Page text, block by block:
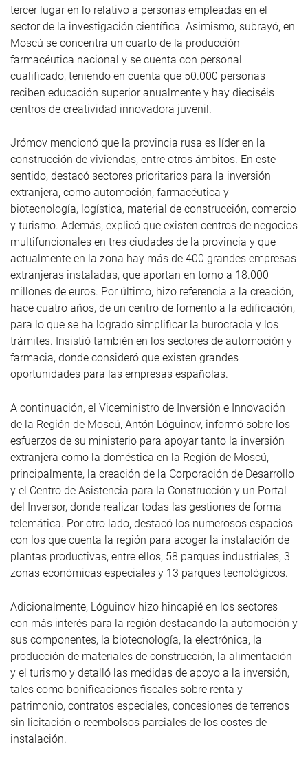
tercer lugar en lo relativo a personas empleadas en el
sector de la investigación científica. Asimismo, subrayó, en
Moscú se concentra un cuarto de la producción
farmacéutica nacional y se cuenta con personal
cualificado, teniendo en cuenta que 50.000 personas
reciben educación superior anualmente y hay dieciséis
centros de creatividad innovadora juvenil.
Jrómov mencionó que la provincia rusa es líder en la
construcción de viviendas, entre otros ámbitos. En este
sentido, destacó sectores prioritarios para la inversión
extranjera, como automoción, farmacéutica y
biotecnología, logística, material de construcción, comercio
y turismo. Además, explicó que existen centros de negocios
multifuncionales en tres ciudades de la provincia y que
actualmente en la zona hay más de 400 grandes empresas
extranjeras instaladas, que aportan en torno a 18.000
millones de euros. Por último, hizo referencia a la creación,
hace cuatro años, de un centro de fomento a la edificación,
para lo que se ha logrado simplificar la burocracia y los
trámites. Insistió también en los sectores de automoción y
farmacia, donde consideró que existen grandes
oportunidades para las empresas españolas.
A continuación, el Viceministro de Inversión e Innovación
de la Región de Moscú, Antón Lóguinov, informó sobre los
esfuerzos de su ministerio para apoyar tanto la inversión
extranjera como la doméstica en la Región de Moscú,
principalmente, la creación de la Corporación de Desarrollo
y el Centro de Asistencia para la Construcción y un Portal
del Inversor, donde realizar todas las gestiones de forma
telemática. Por otro lado, destacó los numerosos espacios
con los que cuenta la región para acoger la instalación de
plantas productivas, entre ellos, 58 parques industriales, 3
zonas económicas especiales y 13 parques tecnológicos.
Adicionalmente, Lóguinov hizo hincapié en los sectores
con más interés para la región destacando la automoción y
sus componentes, la biotecnología, la electrónica, la
producción de materiales de construcción, la alimentación
y el turismo y detalló las medidas de apoyo a la inversión,
tales como bonificaciones fiscales sobre renta y
patrimonio, contratos especiales, concesiones de terrenos
sin licitación o reembolsos parciales de los costes de
instalación.